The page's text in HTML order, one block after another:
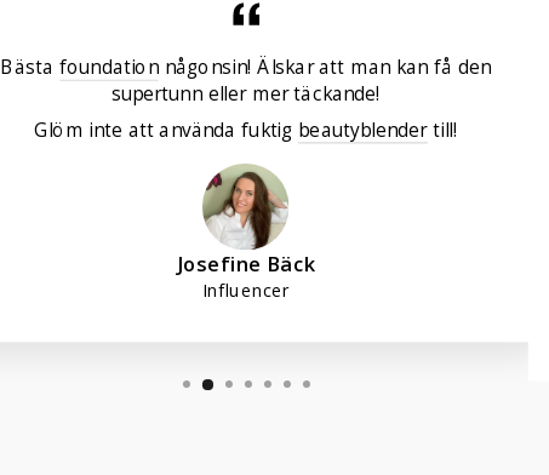
Bästa foundationnågonsin! Älskar att man kan få den
supertunn eller mer täckande!
Glöm inte att använda fuktig beautyblendertill!
Josefine Bäck
Influencer